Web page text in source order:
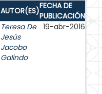
AUTOR(ES)FECHA DE
PUBLICACIÓN
Teresa De
Jesús
Jacobo
Galindo
19-abr-2016